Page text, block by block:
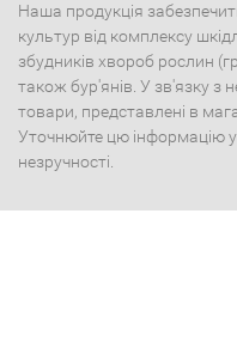
Наша продукція
культур від комплексу
збудників хвороб рослин
також бур'янів. У зв'язку з
товари, представлені в
Уточнюйте цю інформацію
незручності.